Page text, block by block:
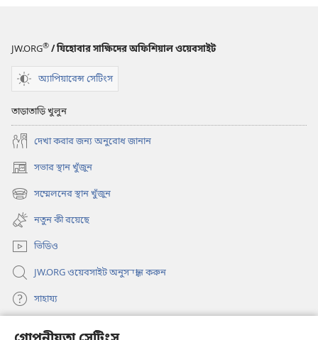
JW.ORG® / যিহোবার সাক্ষিদের অফিশিয়াল ওয়েবসাইট
অ্যাপিয়ারেন্স সেটিংস
তাড়াতাড়ি খুলুন
দেখা করার জন্য অনুরোধ জানান
সভার স্থান খুঁজুন
(opens
new
window)
সম্মেলনের স্থান খুঁজুন
(opens
new
window)
নতুন কী রয়েছে
ভিডিও
JW.ORG ওয়েবসাইট অনুসন্ধান করুন
সাহায্য
দান